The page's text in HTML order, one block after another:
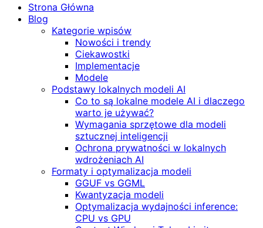
Strona Główna
Blog
Kategorie wpisów
Nowości i trendy
Ciekawostki
Implementacje
Modele
Podstawy lokalnych modeli AI
Co to są lokalne modele AI i dlaczego
warto je używać?
Wymagania sprzętowe dla modeli
sztucznej inteligencji
Ochrona prywatności w lokalnych
wdrożeniach AI
Formaty i optymalizacja modeli
GGUF vs GGML
Kwantyzacja modeli
Optymalizacja wydajności inference:
CPU vs GPU